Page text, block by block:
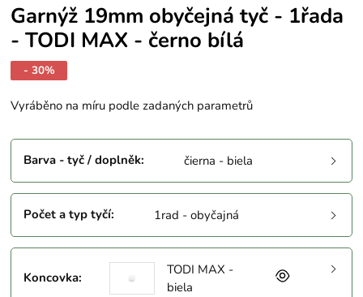
Garnýž 19mm obyčejná tyč - 1řada
- TODI MAX - černo bílá
- 30%
Vyráběno na míru podle zadaných parametrů
Barva - tyč / doplněk: čierna - biela
Počet a typ tyčí: 1rad - obyčajná
Koncovka:
TODI MAX -
biela